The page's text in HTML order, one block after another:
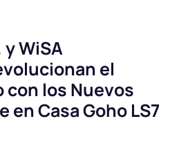
WiSA
el
los Nuevos
en Casa Goho LS7